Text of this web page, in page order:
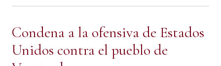
Condena a la ofensiva de Estados
Unidos contra el pueblo de